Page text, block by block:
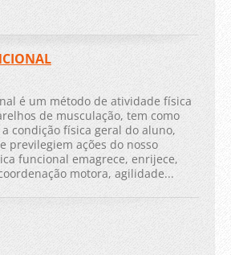
é um método de atividade física
de musculação, tem como
condição física geral do aluno,
previlegiem ações do nosso
funcional emagrece, enrijece,
motora, agilidade...